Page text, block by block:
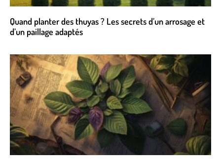
Quand planter des thuyas ? Les secrets d’un arrosage et
d’un paillage adaptés